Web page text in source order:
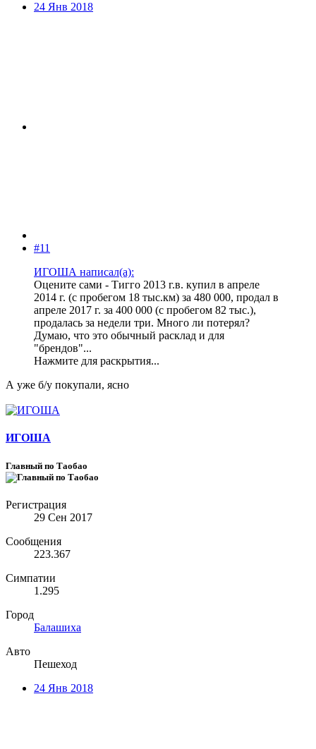
24 Янв 2018
#11
ИГОША написал(а):
Оцените сами - Тигго 2013 г.в. купил в апреле
2014 г. (с пробегом 18 тыс.км) за 480 000, продал в
апреле 2017 г. за 400 000 (с пробегом 82 тыс.),
продалась за недели три. Много ли потерял?
Думаю, что это обычный расклад и для
"брендов"...
Нажмите для раскрытия...
А уже б/у покупали, ясно
ИГОША
Главный по Таобао
Регистрация
29 Сен 2017
Сообщения
223.367
Симпатии
1.295
Город
Балашиха
Авто
Пешеход
24 Янв 2018